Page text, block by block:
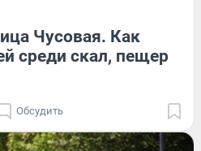
Чусовая. Как
среди скал, пещер
Обсудить